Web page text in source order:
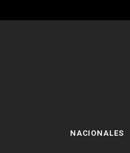
NACIONALES